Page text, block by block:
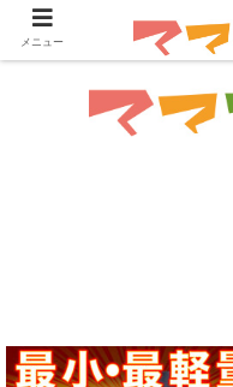
メニュー